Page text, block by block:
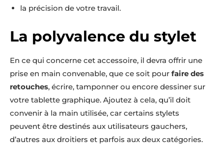
la précision de votre travail.
La polyvalence du stylet
En ce qui concerne cet accessoire, il devra offrir une
prise en main convenable, que ce soit pour faire des
retouches, écrire, tamponner ou encore dessiner sur
votre tablette graphique. Ajoutez à cela, qu’il doit
convenir à la main utilisée, car certains stylets
peuvent être destinés aux utilisateurs gauchers,
d’autres aux droitiers et parfois aux deux catégories.